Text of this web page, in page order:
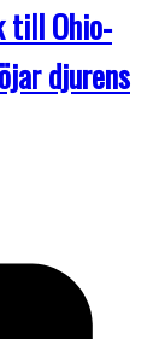
till Ohio-
djurens